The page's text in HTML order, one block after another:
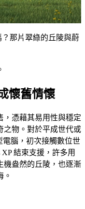
？那片翠綠的丘陵與蔚
懷舊情懷
，憑藉其易用性與穩定
之物。對於平成世代或
電腦，初次接觸數位世
結束支援，許多用
機盎然的丘陵，也逐漸
。